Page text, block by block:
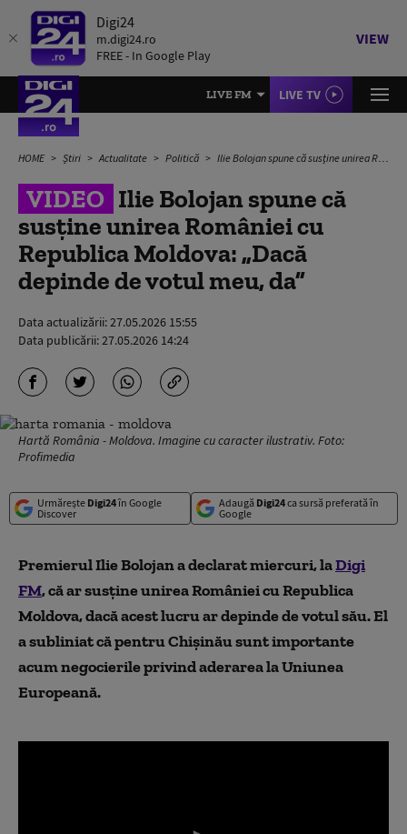
Digi24
m.digi24.ro
FREE - In Google Play
VIEW
LIVE FM LIVE TV
HOME Știri Actualitate Politică Ilie Bolojan spune că susține unirea României cu Republica Moldova: „Dacă depinde de votul meu, da”
VIDEO Ilie Bolojan spune că
susține unirea României cu
Republica Moldova: „Dacă
depinde de votul meu, da”
Data actualizării:27.05.2026 15:55
Data publicării:27.05.2026 14:24
Hartă România - Moldova. Imagine cu caracter ilustrativ. Foto:
Profimedia
Urmărește Digi24în Google
Discover
Adaugă Digi24ca sursă preferată în
Google
Premierul Ilie Bolojan a declarat miercuri, laDigi
FM, că ar susține unirea României cu Republica
Moldova, dacă acest lucru ar depinde de votul său. El
a subliniat că pentru Chișinău sunt importante
acum negocierile privind aderarea la Uniunea
Europeană.